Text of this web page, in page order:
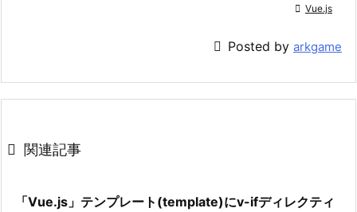
 Vue.js
 Posted by arkgame
 関連記事
「Vue.js」テンプレート(template)にv-ifディレクティ